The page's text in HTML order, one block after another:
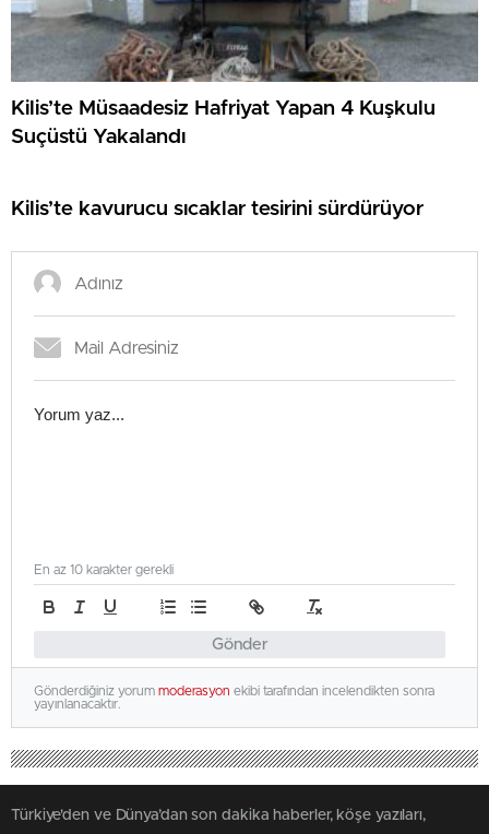
Kilis’te Müsaadesiz Hafriyat Yapan 4 Kuşkulu
Suçüstü Yakalandı
Kilis’te kavurucu sıcaklar tesirini sürdürüyor
Gönder
En az 10 karakter gerekli
Gönderdiğiniz yorum moderasyon ekibi tarafından incelendikten sonra
yayınlanacaktır.
Türkiye'den ve Dünya’dan son dakika haberler, köşe yazıları,